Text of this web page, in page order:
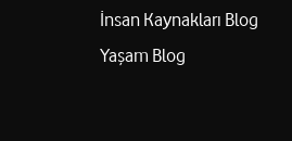
İnsan Kaynakları Blog
Yaşam Blog